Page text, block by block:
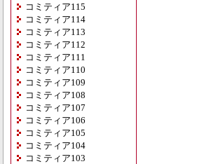
コミティア115
コミティア114
コミティア113
コミティア112
コミティア111
コミティア110
コミティア109
コミティア108
コミティア107
コミティア106
コミティア105
コミティア104
コミティア103